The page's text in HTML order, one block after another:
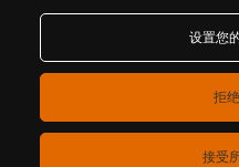
饼干政策
设置您
拒
接受